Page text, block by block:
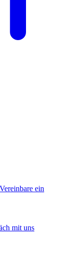
Vereinbare ein
mit uns